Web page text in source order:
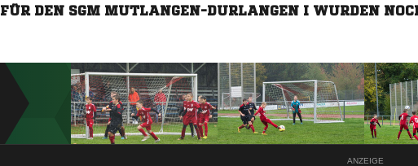
FÜR DEN SGM MUTLANGEN-DURLANGEN I WURDEN
ANZEIGE